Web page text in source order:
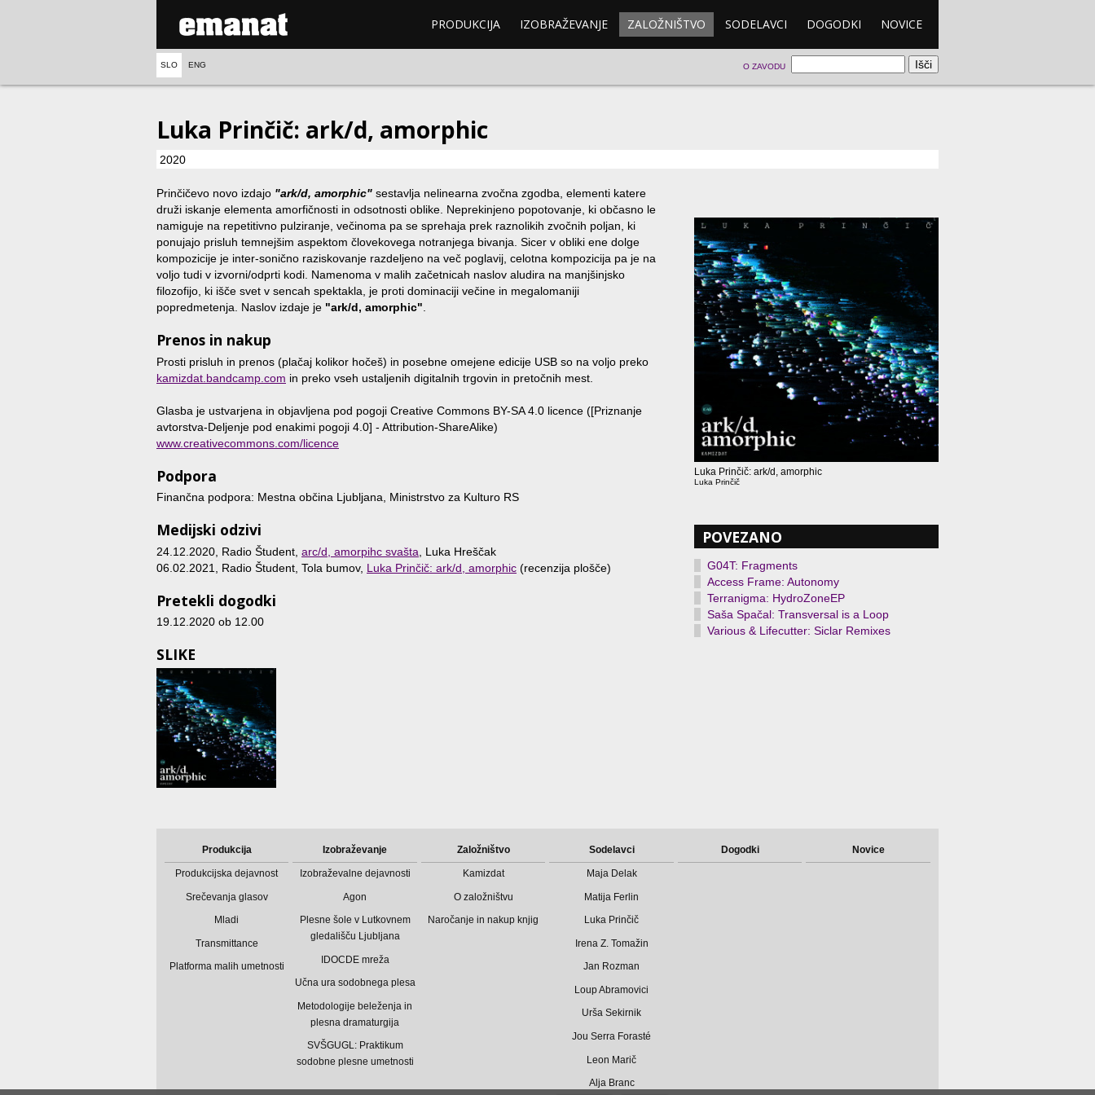
PRODUKCIJA IZOBRAŽEVANJE ZALOŽNIŠTVO SODELAVCI DOGODKI NOVICE
SLO ENG O ZAVODU
Luka Prinčič: ark/d, amorphic
2020
Luka Prinčič: ark/d, amorphic
Luka Prinčič
Prinčičevo novo izdajo "ark/d, amorphic" sestavlja nelinearna zvočna zgodba, elementi katere
druži iskanje elementa amorfičnosti in odsotnosti oblike. Neprekinjeno popotovanje, ki občasno le
namiguje na repetitivno pulziranje, večinoma pa se sprehaja prek raznolikih zvočnih poljan, ki
ponujajo prisluh temnejšim aspektom človekovega notranjega bivanja. Sicer v obliki ene dolge
kompozicije je inter-sonično raziskovanje razdeljeno na več poglavij, celotna kompozicija pa je na
voljo tudi v izvorni/odprti kodi. Namenoma v malih začetnicah naslov aludira na manjšinjsko
filozofijo, ki išče svet v sencah spektakla, je proti dominaciji večine in megalomaniji
popredmetenja. Naslov izdaje je "ark/d, amorphic".
Prenos in nakup
Prosti prisluh in prenos (plačaj kolikor hočeš) in posebne omejene edicije USB so na voljo preko
kamizdat.bandcamp.com in preko vseh ustaljenih digitalnih trgovin in pretočnih mest.
Glasba je ustvarjena in objavljena pod pogoji Creative Commons BY-SA 4.0 licence ([Priznanje
avtorstva-Deljenje pod enakimi pogoji 4.0] - Attribution-ShareAlike)
www.creativecommons.com/licence
Podpora
Finančna podpora: Mestna občina Ljubljana, Ministrstvo za Kulturo RS
Medijski odzivi
24.12.2020, Radio Študent, arc/d, amorpihc svašta , Luka Hreščak
06.02.2021, Radio Študent, Tola bumov, Luka Prinčič: ark/d, amorphic (recenzija plošče)
Pretekli dogodki
19.12.2020 ob 12.00
SLIKE
POVEZANO
G04T: Fragments
Access Frame: Autonomy
Terranigma: HydroZoneEP
Saša Spačal: Transversal is a Loop
Various & Lifecutter: Siclar Remixes
Produkcija
Produkcijska dejavnost
Srečevanja glasov
Mladi
Transmittance
Platforma malih umetnosti
Izobraževanje
Izobraževalne dejavnosti
Agon
Plesne šole v Lutkovnem
gledališču Ljubljana
IDOCDE mreža
Učna ura sodobnega plesa
Metodologije beleženja in
plesna dramaturgija
SVŠGUGL: Praktikum
sodobne plesne umetnosti
Založništvo
Kamizdat
O založništvu
Naročanje in nakup knjig
Sodelavci
Maja Delak
Matija Ferlin
Luka Prinčič
Irena Z. Tomažin
Jan Rozman
Loup Abramovici
Urša Sekirnik
Jou Serra Forasté
Leon Marič
Alja Branc
Dogodki Novice